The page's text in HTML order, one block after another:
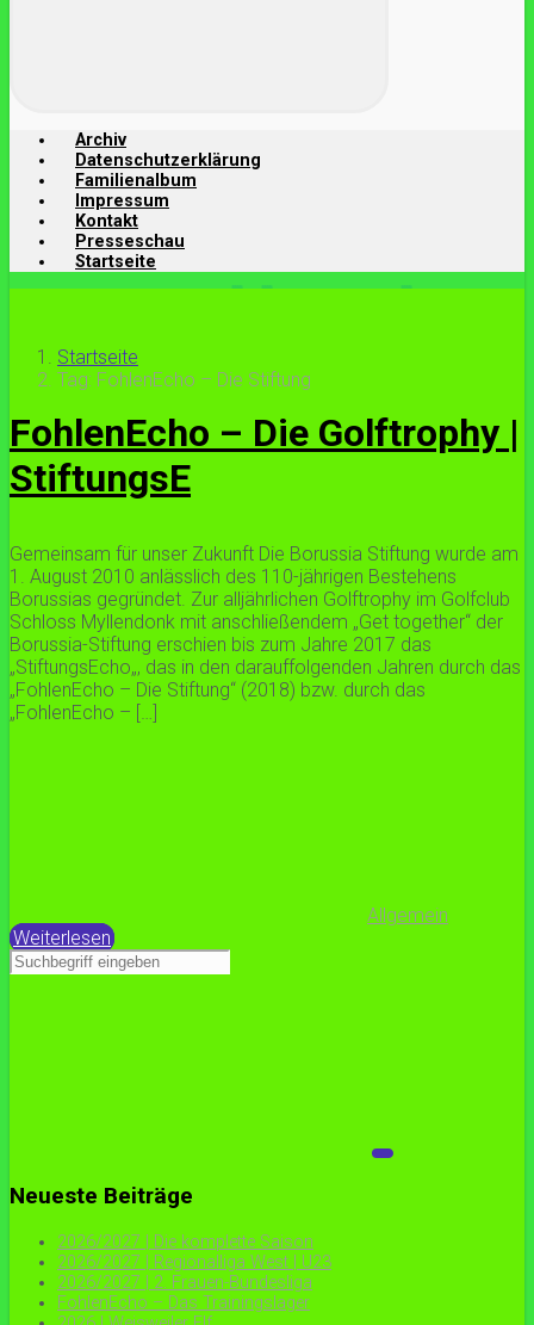
Archiv
Datenschutzerklärung
Familienalbum
Impressum
Kontakt
Presseschau
Startseite
Startseite
Tag: FohlenEcho – Die Stiftung
FohlenEcho – Die Golftrophy |
StiftungsE
Gemeinsam für unser Zukunft Die Borussia Stiftung wurde am
1. August 2010 anlässlich des 110-jährigen Bestehens
Borussias gegründet. Zur alljährlichen Golftrophy im Golfclub
Schloss Myllendonk mit anschließendem „Get together“ der
Borussia-Stiftung erschien bis zum Jahre 2017 das
„StiftungsEcho„, das in den darauffolgenden Jahren durch das
„FohlenEcho – Die Stiftung“ (2018) bzw. durch das
„FohlenEcho – […]
Allgemein
Weiterlesen
Neueste Beiträge
2026/2027 | Die komplette Saison
2026/2027 | Regionalliga West | U23
2026/2027 | 2. Frauen-Bundesliga
FohlenEcho – Das Trainingslager